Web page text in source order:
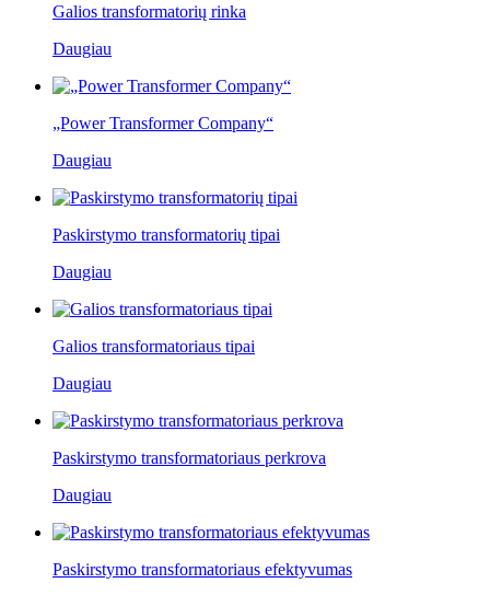
Galios transformatorių rinka
Daugiau
„Power Transformer Company“
Daugiau
Paskirstymo transformatorių tipai
Daugiau
Galios transformatoriaus tipai
Daugiau
Paskirstymo transformatoriaus perkrova
Daugiau
Paskirstymo transformatoriaus efektyvumas